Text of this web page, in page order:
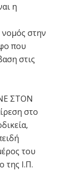
η
νομός στην
που
στις
ΣΤΟΝ
στο
του
της Ι.Π.